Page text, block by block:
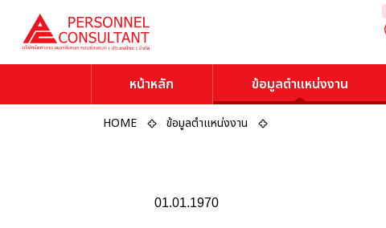
หน้าหลัก ข้อมูลตำแหน่งงาน
HOME ข้อมูลตำแหน่งงาน
01.01.1970